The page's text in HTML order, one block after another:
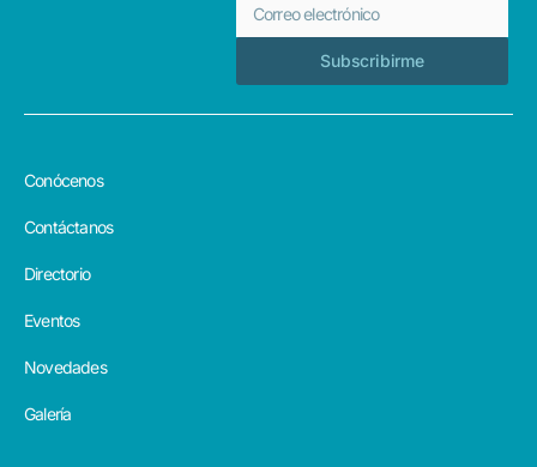
Subscribirme
Conócenos
Contáctanos
Directorio
Eventos
Novedades
Galería